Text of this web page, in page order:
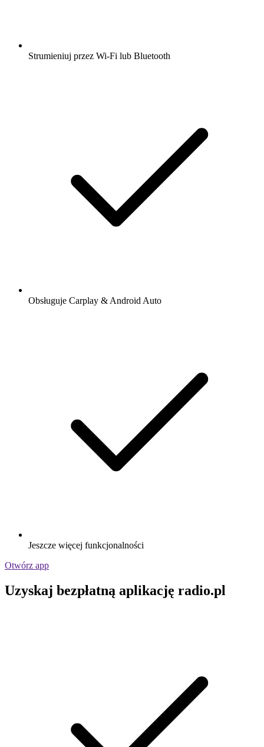
Strumieniuj przez Wi-Fi lub Bluetooth
Obsługuje Carplay & Android Auto
Jeszcze więcej funkcjonalności
Otwórz app
Uzyskaj bezpłatną aplikację radio.pl